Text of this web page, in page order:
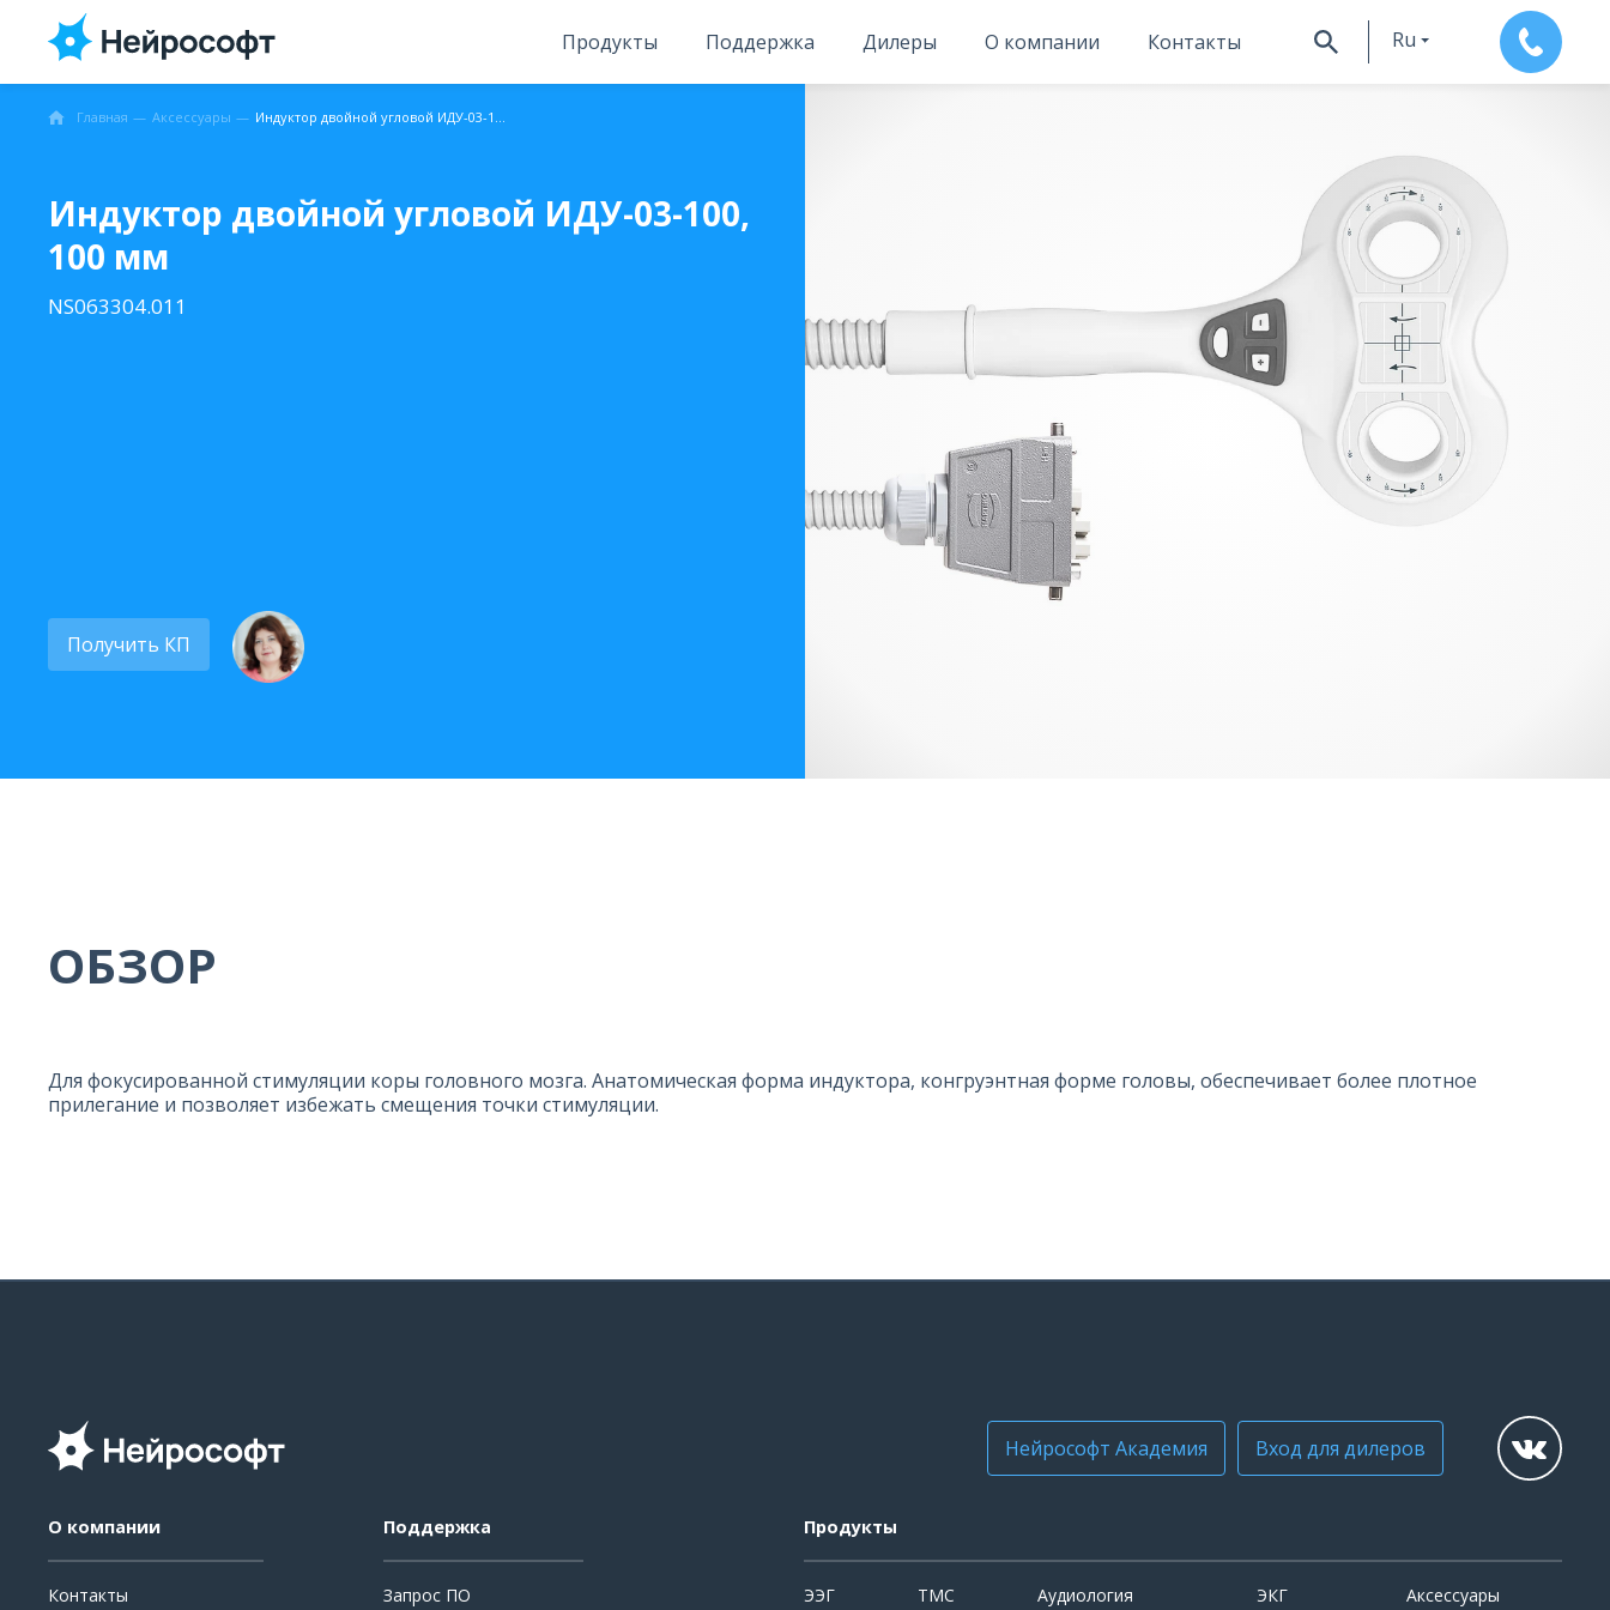
Продукты Поддержка Дилеры О компании Контакты Ru
Главная Аксессуары Индуктор двойной угловой ИДУ-03-100, 100 мм
Индуктор двойной угловой ИДУ-03-100,
100 мм
NS063304.011
Получить КП
ОБЗОР
Для фокусированной стимуляции коры головного мозга. Анатомическая форма индуктора, конгруэнтная форме головы, обеспечивает более плотное
прилегание и позволяет избежать смещения точки стимуляции.
Нейрософт Академия Вход для дилеров
О компании
Контакты
Поддержка
Запрос ПО
Продукты
ЭЭГ ТМС Аудиология ЭКГ Аксессуары